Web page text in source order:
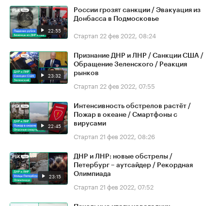
22:55
России грозят санкции / Эвакуация из
Донбасса в Подмосковье
Стартап 22 фев 2022, 08:24
23:32
Признание ДНР и ЛНР / Санкции США /
Обращение Зеленского / Реакция
рынков
Стартап 22 фев 2022, 07:55
22:45
Интенсивность обстрелов растёт /
Пожар в океане / Смартфоны с
вирусами
Стартап 21 фев 2022, 08:26
23:15
ДНР и ЛНР: новые обстрелы /
Петербург – аутсайдер / Рекордная
Олимпиада
Стартап 21 фев 2022, 07:52